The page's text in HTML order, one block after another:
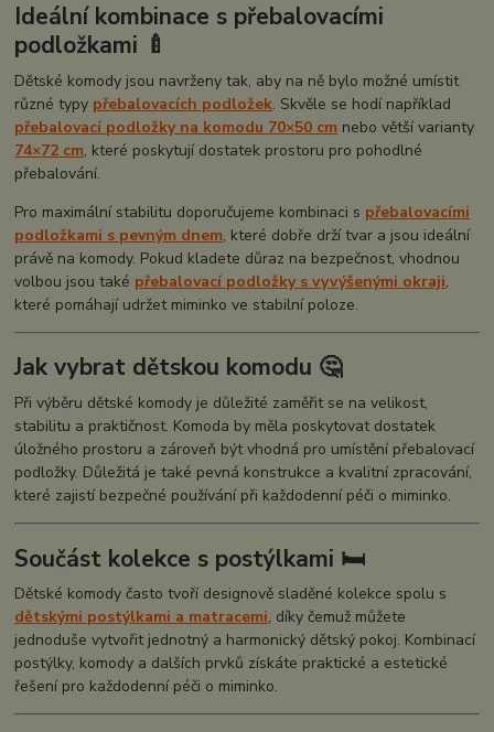
Ideální kombinace s přebalovacími
podložkami 🍼
Dětské komody jsou navrženy tak, aby na ně bylo možné umístit
různé typy přebalovacích podložek. Skvěle se hodí například
přebalovací podložky na komodu 70×50 cm nebo větší varianty
74×72 cm, které poskytují dostatek prostoru pro pohodlné
přebalování.
Pro maximální stabilitu doporučujeme kombinaci s přebalovacími
podložkami s pevným dnem, které dobře drží tvar a jsou ideální
právě na komody. Pokud kladete důraz na bezpečnost, vhodnou
volbou jsou také přebalovací podložky s vyvýšenými okraji,
které pomáhají udržet miminko ve stabilní poloze.
Jak vybrat dětskou komodu 🤔
Při výběru dětské komody je důležité zaměřit se na velikost,
stabilitu a praktičnost. Komoda by měla poskytovat dostatek
úložného prostoru a zároveň být vhodná pro umístění přebalovací
podložky. Důležitá je také pevná konstrukce a kvalitní zpracování,
které zajistí bezpečné používání při každodenní péči o miminko.
Součást kolekce s postýlkami 🛏️
Dětské komody často tvoří designově sladěné kolekce spolu s
dětskými postýlkami a matracemi, díky čemuž můžete
jednoduše vytvořit jednotný a harmonický dětský pokoj. Kombinací
postýlky, komody a dalších prvků získáte praktické a estetické
řešení pro každodenní péči o miminko.